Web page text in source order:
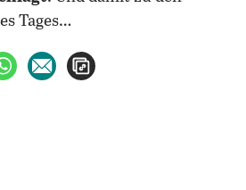
Tages…
teilen
X teilen
per WhatsApp teilen
per E-Mail teilen